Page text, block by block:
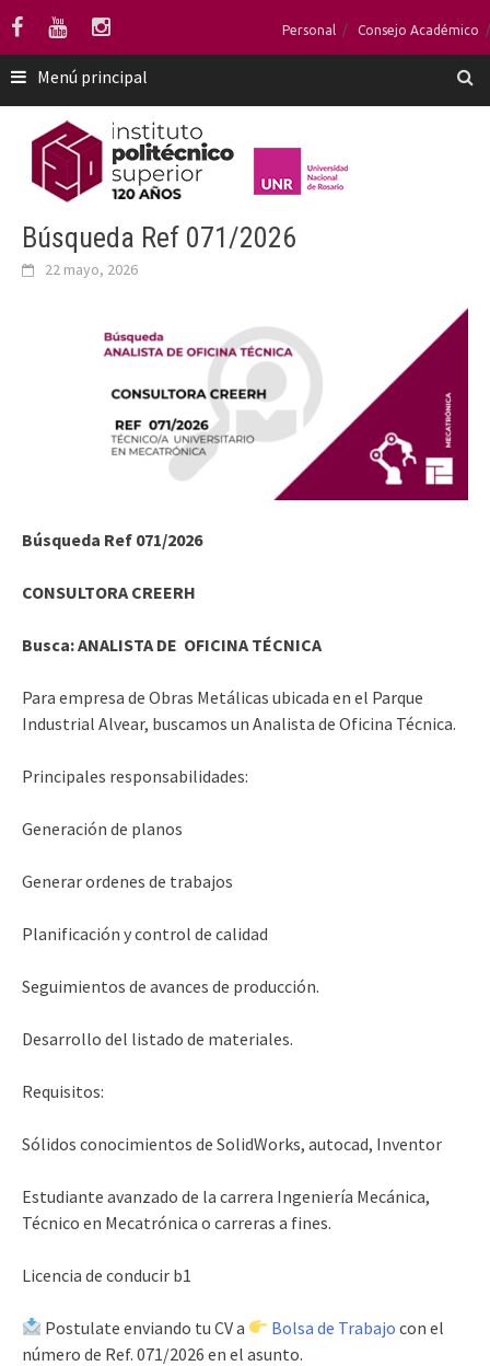
Saltar
contenido
Personal Consejo Académico
Menú principal
Búsqueda Ref 071/2026
22 mayo, 2026
Búsqueda Ref 071/2026
CONSULTORA CREERH
Busca: ANALISTA DE OFICINA TÉCNICA
Para empresa de Obras Metálicas ubicada en el Parque
Industrial Alvear, buscamos un Analista de Oficina Técnica.
Principales responsabilidades:
Generación de planos
Generar ordenes de trabajos
Planificación y control de calidad
Seguimientos de avances de producción.
Desarrollo del listado de materiales.
Requisitos:
Sólidos conocimientos de SolidWorks, autocad, Inventor
Estudiante avanzado de la carrera Ingeniería Mecánica,
Técnico en Mecatrónica o carreras a fines.
Licencia de conducir b1
Postulate enviando tu CV a Bolsa de Trabajo con el
número de Ref. 071/2026 en el asunto.